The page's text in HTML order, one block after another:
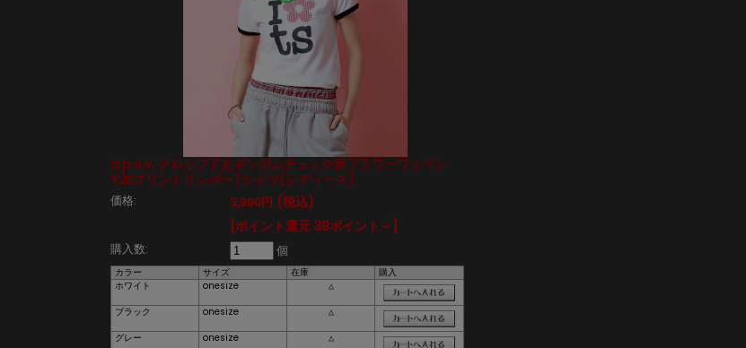
a.p.o.v. クロップド丈ギンガムチェック柄フラワーワッペン
Y2KプリントリンガーTシャツ(レディース)
価格: 3,990円 (税込)
[ポイント還元 39ポイント～]
購入数: 個
カラー サイズ 在庫
購入
ホワイト
onesize
△
ブラック
onesize
△
グレー
onesize △